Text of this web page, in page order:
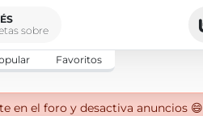
sobre
Favoritos
en el foro y desactiva anuncios 😄